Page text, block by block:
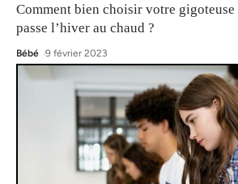
Comment bien choisir votre gigoteuse
passe l’hiver au chaud ?
Bébé 9 février 2023